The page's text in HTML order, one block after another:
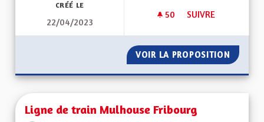
CRÉÉ LE
22/04/2023
50 50 ABONNÉS
SUIVRE
VOIR LA PROPOSITION
Ligne de train Mulhouse Fribourg